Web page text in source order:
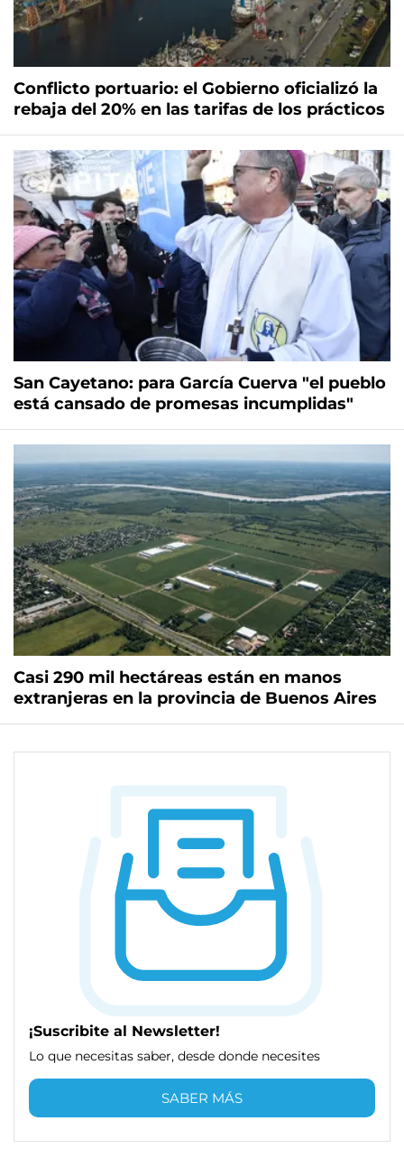
Conflicto portuario: el Gobierno oficializó la
rebaja del 20% en las tarifas de los prácticos
San Cayetano: para García Cuerva "el pueblo
está cansado de promesas incumplidas"
Casi 290 mil hectáreas están en manos
extranjeras en la provincia de Buenos Aires
¡Suscribite al Newsletter!
Lo que necesitas saber, desde donde necesites
SABER MÁS